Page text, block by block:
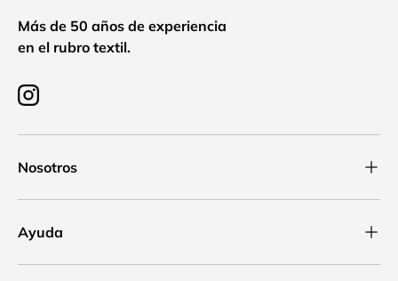
Más de 50 años de experiencia
en el rubro textil.
Instagram
Nosotros
Ayuda